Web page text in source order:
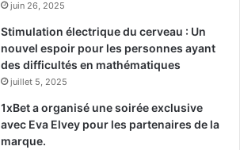
juin 26, 2025
Stimulation électrique du cerveau : Un
nouvel espoir pour les personnes ayant
des difficultés en mathématiques
juillet 5, 2025
1xBet a organisé une soirée exclusive
avec Eva Elvey pour les partenaires de la
marque.